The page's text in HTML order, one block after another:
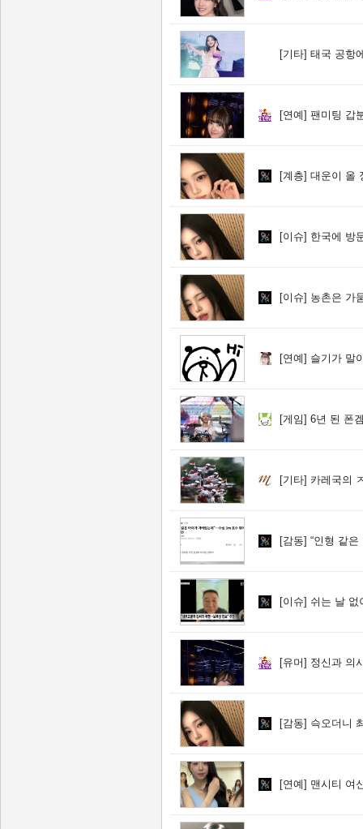
[기타] 태국 공항
[연예] 팬미팅 갑
[계층] 대운이 올
[이슈] 한국에 방
[이슈] 농촌은 가
[연예] 슬기가 말
[게임] 6년 된 폰
[기타] 카레국의
[감동] “인형 같은 아이
[이슈] 쉬는 날 없이
[유머] 정신과 의
[감동] 슥오더니 촤악..
[연예] 맨시티 여